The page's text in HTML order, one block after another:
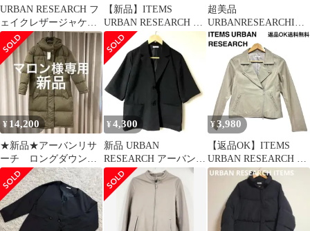
URBAN RESEARCH フ
ェイクレザージャケッ
ト サイズ38 ブラック
【新品】ITEMS
URBAN RESEARCH シ
アーフードブルゾン
超美品
URBANRESEARCHITE
MS ベージュ マウン
テンパーカー F
¥ 14,200
★新品★アーバンリサ
ーチ ロングダウンコ
ート カーキ フリーサ
イズ
¥ 4,300
新品 URBAN
RESEARCH アーバンリ
サーチ 半袖ジャケット
黒 フリー
¥3,980
【返品OK】ITEMS
URBAN RESEARCH ア
イテムズ アーバンリサ
ーチ ラムレザージャケ
ット IT16-27A006 レデ
ィース Sサイズ 羊革
【D467901185611ミ